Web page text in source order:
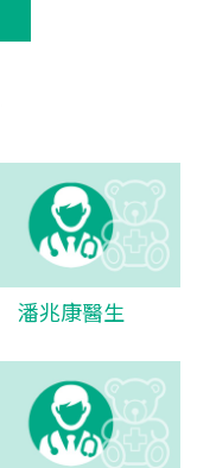
潘兆康醫生